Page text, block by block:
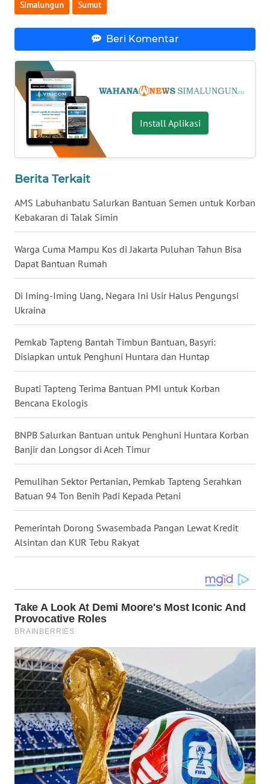
Simalungun Sumut
Beri Komentar
Install Aplikasi
Berita Terkait
AMS Labuhanbatu Salurkan Bantuan Semen untuk Korban
Kebakaran di Talak Simin
Warga Cuma Mampu Kos di Jakarta Puluhan Tahun Bisa
Dapat Bantuan Rumah
Di Iming-Iming Uang, Negara Ini Usir Halus Pengungsi
Ukraina
Pemkab Tapteng Bantah Timbun Bantuan, Basyri:
Disiapkan untuk Penghuni Huntara dan Huntap
Bupati Tapteng Terima Bantuan PMI untuk Korban
Bencana Ekologis
BNPB Salurkan Bantuan untuk Penghuni Huntara Korban
Banjir dan Longsor di Aceh Timur
Pemulihan Sektor Pertanian, Pemkab Tapteng Serahkan
Batuan 94 Ton Benih Padi Kepada Petani
Pemerintah Dorong Swasembada Pangan Lewat Kredit
Alsintan dan KUR Tebu Rakyat
SELATAN
WN
TANJUNG
LESUNG
WN
KARO
SIMALUNGUN
LABUHANBATU
WN
TAPANULI
TENGAH
WN DELI
SERDANG
WN
TEBING
TINGGI
WN
PAKPAK
WN
KARAWANG
WN
BEKASI
BOGOR
WN
DEPOK
WN
TAPANULI
UTARA
WN
SAMOSIR
WN
PADANG